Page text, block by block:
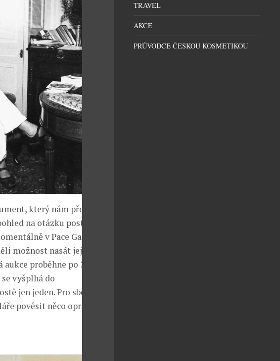
který nám předává
na otázku postavení
v Pace Gallery v
možnost nasát její „boží“
proběhne po 3.12.
vyšplhá do
jen jeden. Pro sběratele
pověsit něco opravdu
TRAVEL
AKCE
PRŮVODCE ČESKOU KOSMETIKOU